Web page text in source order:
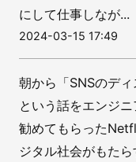
にして仕事しなが...
2024-03-15 17:49
朝から「SNSのデ
という話をエンジニ
勧めてもらった
ジタル社会がもたら